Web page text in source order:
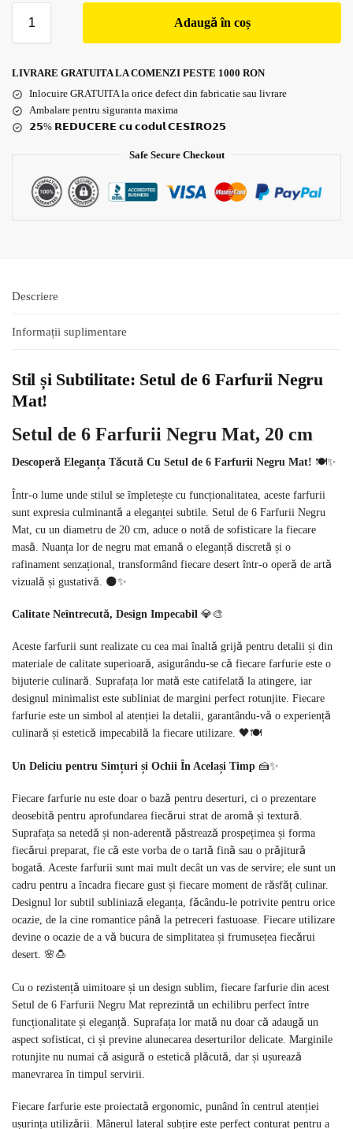
Adaugă în coș
LIVRARE GRATUITA LA COMENZI PESTE 1000 RON
Inlocuire GRATUITA la orice defect din fabricatie sau livrare
Ambalare pentru siguranta maxima
𝟮𝟱% 𝗥𝗘𝗗𝗨𝗖𝗘𝗥𝗘 𝗰𝘂 𝗰𝗼𝗱𝘂𝗹 𝗖𝗘𝗦𝗜𝗥𝗢𝟮𝟱
Safe Secure Checkout
Descriere
Informații suplimentare
Stil și Subtilitate: Setul de 6 Farfurii Negru
Mat!
Setul de 6 Farfurii Negru Mat, 20 cm
Descoperă Eleganța Tăcută Cu Setul de 6 Farfurii Negru Mat! 🍽️✨
Într-o lume unde stilul se împletește cu funcționalitatea, aceste farfurii
sunt expresia culminantă a eleganței subtile. Setul de 6 Farfurii Negru
Mat, cu un diametru de 20 cm, aduce o notă de sofisticare la fiecare
masă. Nuanța lor de negru mat emană o eleganță discretă și o
rafinament senzațional, transformând fiecare desert într-o operă de artă
vizuală și gustativă. 🌑✨
Calitate Neîntrecută, Design Impecabil 💎🎨
Aceste farfurii sunt realizate cu cea mai înaltă grijă pentru detalii și din
materiale de calitate superioară, asigurându-se că fiecare farfurie este o
bijuterie culinară. Suprafața lor mată este catifelată la atingere, iar
designul minimalist este subliniat de margini perfect rotunjite. Fiecare
farfurie este un simbol al atenției la detalii, garantându-vă o experiență
culinară și estetică impecabilă la fiecare utilizare. 🖤🍽️
Un Deliciu pentru Simțuri și Ochii În Același Timp 🍰✨
Fiecare farfurie nu este doar o bază pentru deserturi, ci o prezentare
deosebită pentru aprofundarea fiecărui strat de aromă și textură.
Suprafața sa netedă și non-aderentă păstrează prospețimea și forma
fiecărui preparat, fie că este vorba de o tartă fină sau o prăjitură
bogată. Aceste farfurii sunt mai mult decât un vas de servire; ele sunt un
cadru pentru a încadra fiecare gust și fiecare moment de răsfăț culinar.
Designul lor subtil subliniază eleganța, făcându-le potrivite pentru orice
ocazie, de la cine romantice până la petreceri fastuoase. Fiecare utilizare
devine o ocazie de a vă bucura de simplitatea și frumusețea fiecărui
desert. 🌸🍮
Cu o rezistență uimitoare și un design sublim, fiecare farfurie din acest
Setul de 6 Farfurii Negru Mat reprezintă un echilibru perfect între
funcționalitate și eleganță. Suprafața lor mată nu doar că adaugă un
aspect sofisticat, ci și previne alunecarea deserturilor delicate. Marginile
rotunjite nu numai că asigură o estetică plăcută, dar și ușurează
manevrarea în timpul servirii.
Fiecare farfurie este proiectată ergonomic, punând în centrul atenției
ușurința utilizării. Mânerul lateral subțire este perfect conturat pentru a